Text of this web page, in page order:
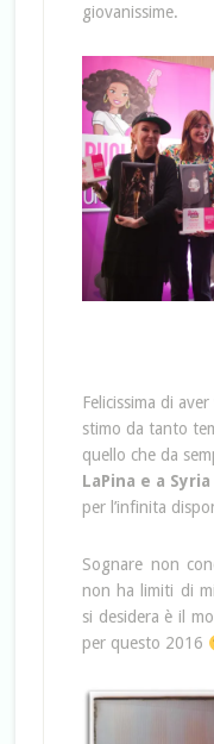
giovanissime.
Felicissima di
stimo da tanto
quello che da
LaPina e a Syria
per l’infinita
Sognare non
non ha limiti di
si desidera è il
per questo 2016